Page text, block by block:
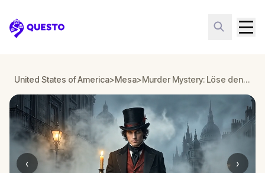
Questo
United States of America>Mesa> Murder Mystery: Löse den Fall in Downtown Mesa Mesa
‹ ›